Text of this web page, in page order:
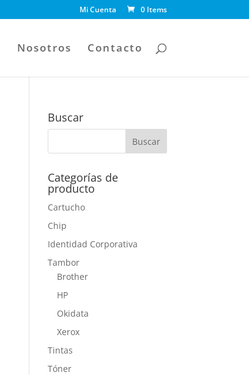
Mi Cuenta 0 Items
Nosotros Contacto
Buscar
Categorías de
producto
Cartucho
Chip
Identidad Corporativa
Tambor
Brother
HP
Okidata
Xerox
Tintas
Tóner